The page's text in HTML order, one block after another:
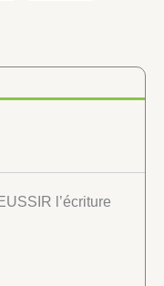
l’écriture